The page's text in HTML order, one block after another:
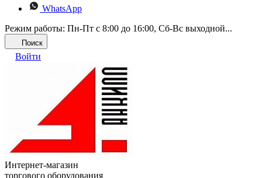
WhatsApp
Режим работы: Пн-Пт с 8:00 до 16:00, Cб-Вс выходной...
Поиск
Войти
Интернет-магазин
торгового оборудования